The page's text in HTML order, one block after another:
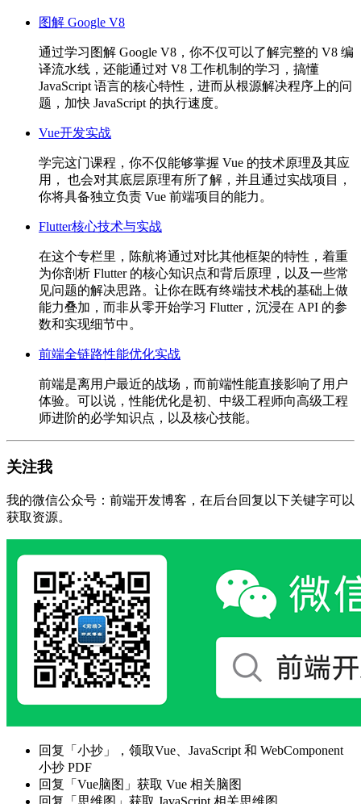
图解 Google V8
通过学习图解 Google V8，你不仅可以了解完整的 V8 编
译流水线，还能通过对 V8 工作机制的学习，搞懂
JavaScript 语言的核心特性，进而从根源解决程序上的问
题，加快 JavaScript 的执行速度。
Vue开发实战
学完这门课程，你不仅能够掌握 Vue 的技术原理及其应
用， 也会对其底层原理有所了解，并且通过实战项目，
你将具备独立负责 Vue 前端项目的能力。
Flutter核心技术与实战
在这个专栏里，陈航将通过对比其他框架的特性，着重
为你剖析 Flutter 的核心知识点和背后原理，以及一些常
见问题的解决思路。让你在既有终端技术栈的基础上做
能力叠加，而非从零开始学习 Flutter，沉浸在 API 的参
数和实现细节中。
前端全链路性能优化实战
前端是离用户最近的战场，而前端性能直接影响了用户
体验。可以说，性能优化是初、中级工程师向高级工程
师进阶的必学知识点，以及核心技能。
关注我
我的微信公众号：前端开发博客，在后台回复以下关键字可以
获取资源。
回复「小抄」，领取Vue、JavaScript 和 WebComponent
小抄 PDF
回复「Vue脑图」获取 Vue 相关脑图